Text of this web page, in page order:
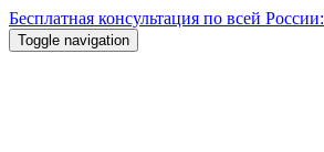
Бесплатная консультация по всей России:
Toggle navigation